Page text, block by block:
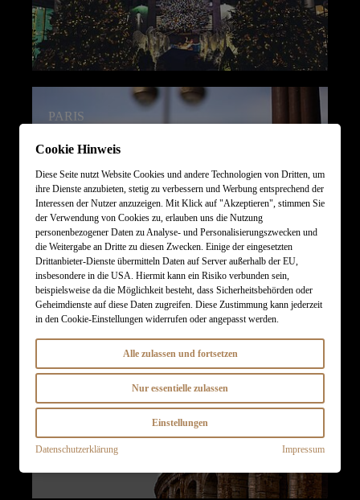
PARIS
THE CITY
OF LOVE
VIBRANT CAPITAL OF
MODERN ITALY
Cookie Hinweis
Diese Seite nutzt Website Cookies und andere Technologien von Dritten, um
ihre Dienste anzubieten, stetig zu verbessern und Werbung entsprechend der
Interessen der Nutzer anzuzeigen. Mit Klick auf "Akzeptieren", stimmen Sie
der Verwendung von Cookies zu, erlauben uns die Nutzung
personenbezogener Daten zu Analyse- und Personalisierungszwecken und
die Weitergabe an Dritte zu diesen Zwecken. Einige der eingesetzten
Drittanbieter-Dienste übermitteln Daten auf Server außerhalb der EU,
insbesondere in die USA. Hiermit kann ein Risiko verbunden sein,
beispielsweise da die Möglichkeit besteht, dass Sicherheitsbehörden oder
Geheimdienste auf diese Daten zugreifen. Diese Zustimmung kann jederzeit
in den Cookie-Einstellungen widerrufen oder angepasst werden.
Alle zulassen und fortsetzen
Nur essentielle zulassen
Einstellungen
Datenschutzerklärung Impressum